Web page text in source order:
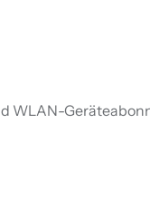
WLAN-